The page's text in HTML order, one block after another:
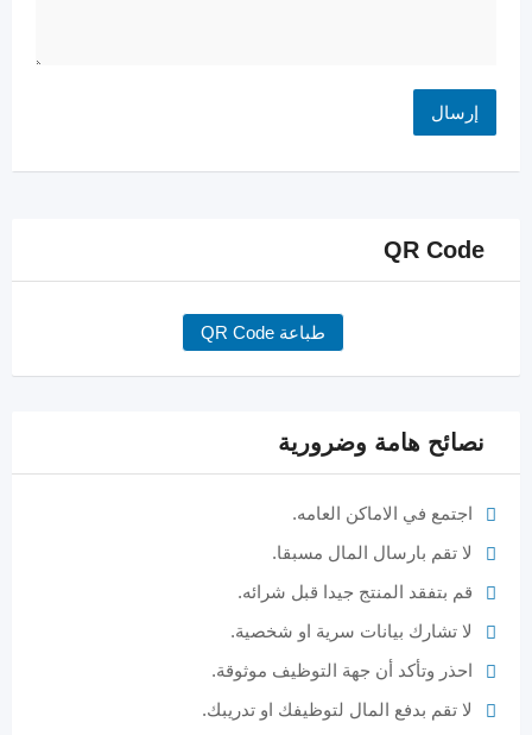
QR Code
طباعة QR Code
نصائح هامة وضرورية
اجتمع في الاماكن العامه.
لا تقم بارسال المال مسبقا.
قم بتفقد المنتج جيدا قبل شرائه.
لا تشارك بيانات سرية او شخصية.
احذر وتأكد أن جهة التوظيف موثوقة.
لا تقم بدفع المال لتوظيفك او تدريبك.